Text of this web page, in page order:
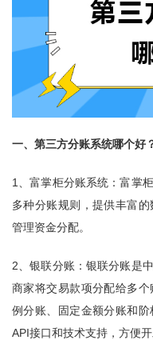
一、第三方分账系统哪个好
1、富掌柜分账系统：富掌
多种分账规则，提供丰富
管理资金分配。
2、银联分账：银联分账是
商家将交易款项分配给多
例分账、固定金额分账和
API接口和技术支持，方便